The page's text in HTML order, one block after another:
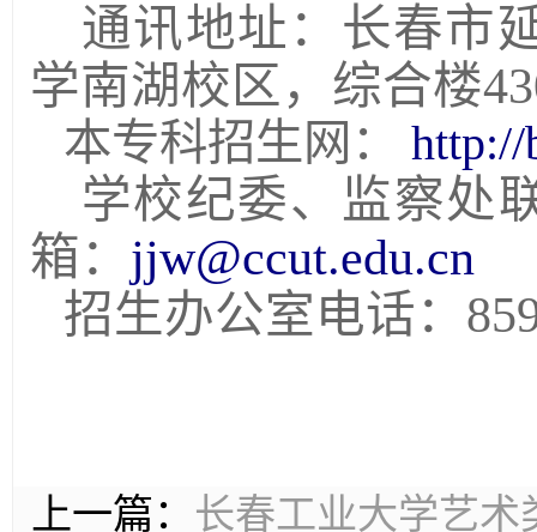
通讯地址：长春市
学南湖校区，综合楼
本专科招生网： http://
学校纪委、监察处
箱： jjw@ccut.edu.cn
招生办公室电话：
上一篇： 长春工业大学艺